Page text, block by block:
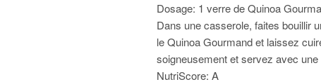
Dosage: 1 verre de Quinoa
Dans une casserole, faites bouillir
le Quinoa Gourmand et laissez
soigneusement et servez avec une
NutriScore: A